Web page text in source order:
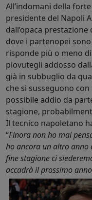
All’indomani della
presidente del Napoli
dall’opaca
dove i partenopei
risponde più o meno
piovutegli addosso
già in subbuglio da
che si susseguono
possibile addio da
stagione,
Il tecnico napoletano
“Finora non ho mai
ho ancora un altro anno
fine stagione ci
accadrà il prossimo